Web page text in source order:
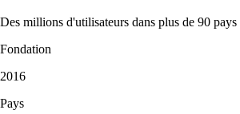
Des millions d'utilisateurs dans plus de 90 pays
Fondation
2016
Pays